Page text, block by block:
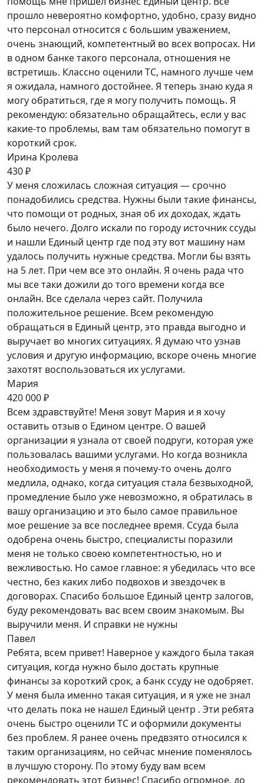
прошло невероятно комфортно, удобно, сразу видно
что персонал относится с большим уважением,
очень знающий, компетентный во всех вопросах. Ни
в одном банке такого персонала, отношения не
встретишь. Классно оценили ТС, намного лучше чем
я ожидала, намного достойнее. Я теперь знаю куда я
могу обратиться, где я могу получить помощь. Я
рекомендую: обязательно обращайтесь, если у вас
какие-то проблемы, вам там обязательно помогут в
короткий срок.
Ирина Кролева
430 ₽
У меня сложилась сложная ситуация — срочно
понадобились средства. Нужны были такие финансы,
что помощи от родных, зная об их доходах, ждать
было нечего. Долго искали по городу источник ссуды
и нашли Единый центр где под эту вот машину нам
удалось получить нужные средства. Могли бы взять
на 5 лет. При чем все это онлайн. Я очень рада что
мы все таки дожили до того времени когда все
онлайн. Все сделала через сайт. Получила
положительное решение. Всем рекомендую
обращаться в Единый центр, это правда выгодно и
выручает во многих ситуациях. Я думаю что узнав
условия и другую информацию, вскоре очень многие
захотят воспользоваться их услугами.
Мария
420 000 ₽
Всем здравствуйте! Меня зовут Мария и я хочу
оставить отзыв о Едином центре. О вашей
организации я узнала от своей подруги, которая уже
пользовалась вашими услугами. Но когда возникла
необходимость у меня я почему-то очень долго
медлила, однако, когда ситуация стала безвыходной,
промедление было уже невозможно, я обратилась в
вашу организацию и это было самое правильное
мое решение за все последнее время. Ссуда была
одобрена очень быстро, специалисты поразили
меня не только своею компетентностью, но и
вежливостью. Но самое главное: я убедилась что все
честно, без каких либо подвохов и звездочек в
договорах. Спасибо большое Единый центр залогов,
буду рекомендовать вас всем своим знакомым. Вы
выручили меня. И справки не нужны
Павел
Ребята, всем привет! Наверное у каждого была такая
ситуация, когда нужно было достать крупные
финансы за короткий срок, а банк ссуду не одобряет.
У меня была именно такая ситуация, и я уже не знал
что делать пока не нашел Единый центр . Эти ребята
очень быстро оценили ТС и оформили документы
без проблем. Я ранее очень предвзято относился к
таким организациям, но сейчас мнение поменялось
в лучшую сторону. По этому буду вам всем
рекомендовать этот бизнес! Спасибо огромное, до